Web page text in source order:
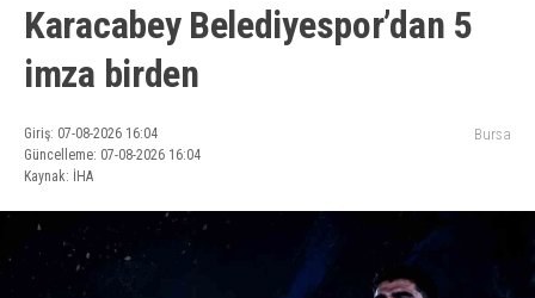
Karacabey Belediyespor’dan 5
imza birden
Giriş: 07-08-2026 16:04
Güncelleme: 07-08-2026 16:04
Kaynak: İHA
Bursa